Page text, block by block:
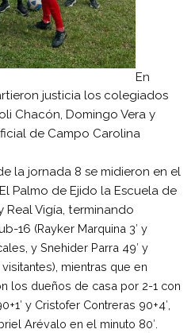
En
justicia los colegiados
Chacón, Domingo Vera y
de Campo Carolina
la jornada 8 se midieron en el
Palmo de Ejido la Escuela de
Real Vigía, terminando
16 (Rayker Marquina 3′ y
y Snehider Parra 49′ y
mientras que en
los dueños de casa por 2-1 con
y Cristofer Contreras 90+4′,
Arévalo en el minuto 80′.